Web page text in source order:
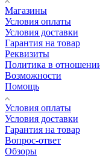
Магазины
Условия оплаты
Условия доставки
Гарантия на товар
Реквизиты
Политика в
Возможности
Помощь
Условия оплаты
Условия доставки
Гарантия на товар
Вопрос-ответ
Обзоры